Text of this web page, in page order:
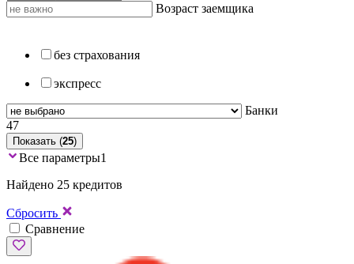
Возраст заемщика
без страхования
экспресс
Банки
47
Показать (25)
Все параметры1
Найдено 25 кредитов
Сбросить
Сравнение